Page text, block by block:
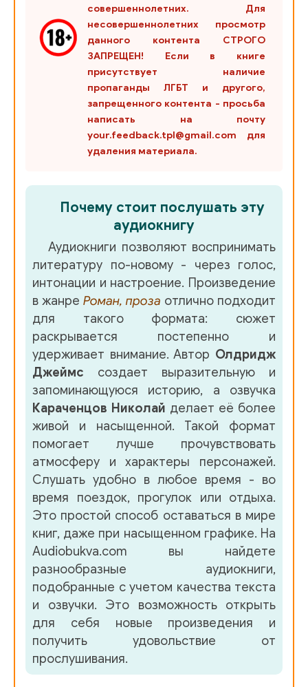
совершеннолетних. Для
несовершеннолетних просмотр
данного контента СТРОГО
ЗАПРЕЩЕН! Если в книге
присутствует наличие
пропаганды ЛГБТ и другого,
запрещенного контента - просьба
написать на почту
your.feedback.tpl@gmail.com для
удаления материала.
Почему стоит послушать эту
аудиокнигу
Аудиокниги позволяют воспринимать
литературу по-новому - через голос,
интонации и настроение. Произведение
в жанре Роман, проза отлично подходит
для такого формата: сюжет
раскрывается постепенно и
удерживает внимание. Автор Олдридж
Джеймс создает выразительную и
запоминающуюся историю, а озвучка
Караченцов Николай делает её более
живой и насыщенной. Такой формат
помогает лучше прочувствовать
атмосферу и характеры персонажей.
Слушать удобно в любое время - во
время поездок, прогулок или отдыха.
Это простой способ оставаться в мире
книг, даже при насыщенном графике. На
Audiobukva.com вы найдете
разнообразные аудиокниги,
подобранные с учетом качества текста
и озвучки. Это возможность открыть
для себя новые произведения и
получить удовольствие от
прослушивания.